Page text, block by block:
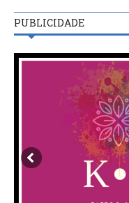
PUBLICIDADE